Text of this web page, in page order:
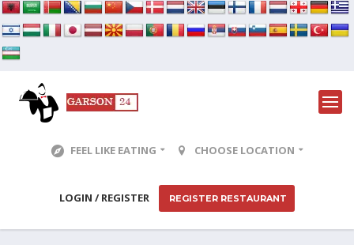
FEEL LIKE EATING CHOOSE LOCATION
LOGIN / REGISTER REGISTER RESTAURANT